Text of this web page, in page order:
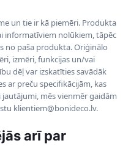
un tie ir kā piemēri. Produkta
informatīviem nolūkiem, tāpēc
no paša produkta. Oriģinālo
izmēri, funkcijas un/vai
dēļ var izskatīties savādāk
ar preču specifikācijām, kas
mēs vienmēr gaidām
klientiem@bonideco.lv.
arī par